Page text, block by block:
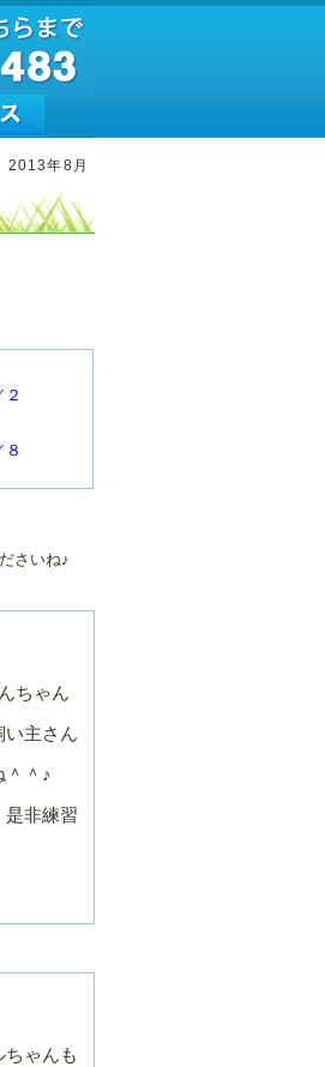
2013年8月
２
８
８
２
２
８
２
さいね♪
ちゃん
い主さん
＾♪
是非練習
ゃんも